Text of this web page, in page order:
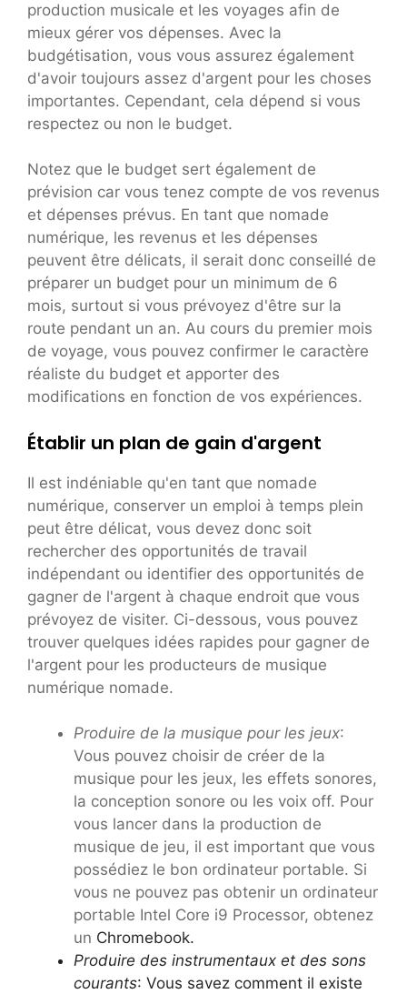
production musicale et les voyages afin de
mieux gérer vos dépenses. Avec la
budgétisation, vous vous assurez également
d'avoir toujours assez d'argent pour les choses
importantes. Cependant, cela dépend si vous
respectez ou non le budget.
Notez que le budget sert également de
prévision car vous tenez compte de vos revenus
et dépenses prévus. En tant que nomade
numérique, les revenus et les dépenses
peuvent être délicats, il serait donc conseillé de
préparer un budget pour un minimum de 6
mois, surtout si vous prévoyez d'être sur la
route pendant un an. Au cours du premier mois
de voyage, vous pouvez confirmer le caractère
réaliste du budget et apporter des
modifications en fonction de vos expériences.
Établir un plan de gain d'argent
Il est indéniable qu'en tant que nomade
numérique, conserver un emploi à temps plein
peut être délicat, vous devez donc soit
rechercher des opportunités de travail
indépendant ou identifier des opportunités de
gagner de l'argent à chaque endroit que vous
prévoyez de visiter. Ci-dessous, vous pouvez
trouver quelques idées rapides pour gagner de
l'argent pour les producteurs de musique
numérique nomade.
Produire de la musique pour les jeux:
Vous pouvez choisir de créer de la
musique pour les jeux, les effets sonores,
la conception sonore ou les voix off. Pour
vous lancer dans la production de
musique de jeu, il est important que vous
possédiez le bon ordinateur portable. Si
vous ne pouvez pas obtenir un ordinateur
portable Intel Core i9 Processor, obtenez
un Chromebook.
Produire des instrumentaux et des sons
courants: Vous savez comment il existe